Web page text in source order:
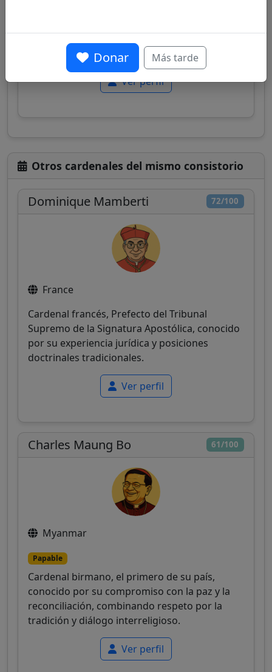
renovada visión pastoral.
Ver perfil
Otros cardenales del mismo consistorio
72/100
Dominique Mamberti
France
Cardenal francés, Prefecto del Tribunal
Supremo de la Signatura Apostólica, conocido
por su experiencia jurídica y posiciones
doctrinales tradicionales.
Ver perfil
61/100
Charles Maung Bo
Myanmar
Papable
Cardenal birmano, el primero de su país,
conocido por su compromiso con la paz y la
reconciliación, combinando respeto por la
tradición y diálogo interreligioso.
Ver perfil
Donar Más tarde